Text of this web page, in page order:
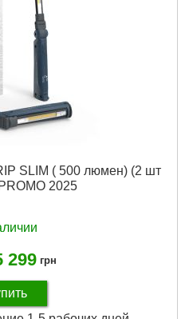
SLIM ( 500 люмен) (2 шт
2025
299 грн